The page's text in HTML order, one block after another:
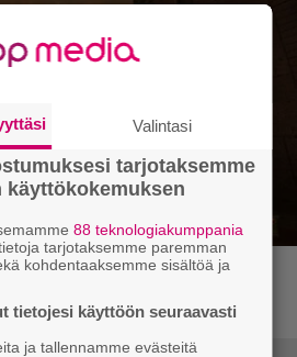
sai uuden episodin
Valintasi
tarjotaksemme
käyttökokemuksen
88 teknologiakumppania
tarjotaksemme paremman
kohdentaaksemme sisältöä ja
tietojesi käyttöön seuraavasti
ja tallennamme evästeitä